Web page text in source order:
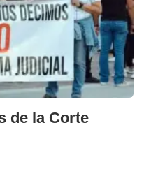
de la Corte